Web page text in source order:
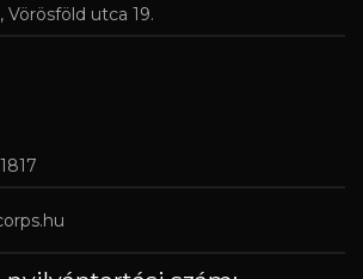
Vörösföld utca 19.